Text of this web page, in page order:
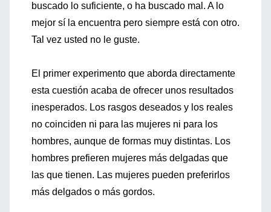
buscado lo suficiente, o ha buscado mal. A lo
mejor sí la encuentra pero siempre está con otro.
Tal vez usted no le guste.
El primer experimento que aborda directamente
esta cuestión acaba de ofrecer unos resultados
inesperados. Los rasgos deseados y los reales
no coinciden ni para las mujeres ni para los
hombres, aunque de formas muy distintas. Los
hombres prefieren mujeres más delgadas que
las que tienen. Las mujeres pueden preferirlos
más delgados o más gordos.